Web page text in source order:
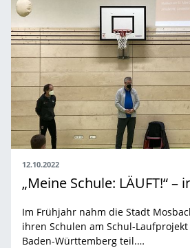
12.10.2022
Im Frühjahr nahm die Stadt
ihren Schulen am Schul-
Baden-Württemberg teil.…